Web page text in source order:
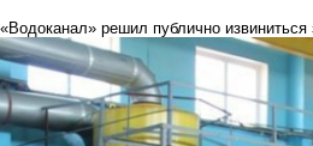
решил публично